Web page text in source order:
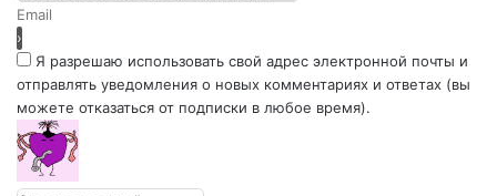
Я разрешаю использовать свой адрес электронной почты и
отправлять уведомления о новых комментариях и ответах (вы
можете отказаться от подписки в любое время).